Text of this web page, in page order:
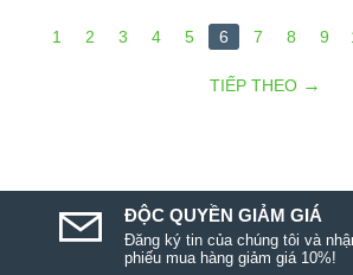
1 2 3 4 5 6 7 8 9
TIẾP THEO
ĐỘC QUYỀN GIẢM GIÁ
Đăng ký tin của chúng tôi và
phiếu mua hàng giảm giá 10%!